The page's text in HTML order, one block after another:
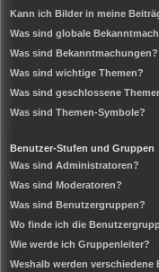
Kann ich Bilder in meine
Was sind globale
Was sind Bekanntmachungen?
Was sind wichtige Themen?
Was sind geschlossene
Was sind Themen-Symbole?
Benutzer-Stufen und Gruppen
Was sind Administratoren?
Was sind Moderatoren?
Was sind Benutzergruppen?
Wo finde ich die
Wie werde ich Gruppenleiter?
Weshalb werden